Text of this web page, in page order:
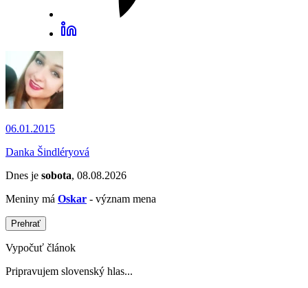
06.01.2015
Danka Šindléryová
Dnes je sobota, 08.08.2026
Meniny má Oskar - význam mena
Prehrať
Vypočuť článok
Pripravujem slovenský hlas...